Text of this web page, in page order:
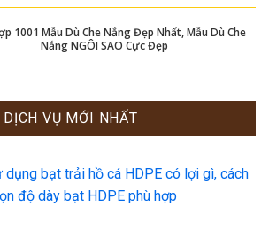
1001 Mẫu Dù Che Nắng Đẹp Nhất, Mẫu Dù Che
Nắng NGÔI SAO Cực Đẹp
DỊCH VỤ MỚI NHẤT
dụng bạt trải hồ cá HDPE có lợi gì, cách
độ dày bạt HDPE phù hợp